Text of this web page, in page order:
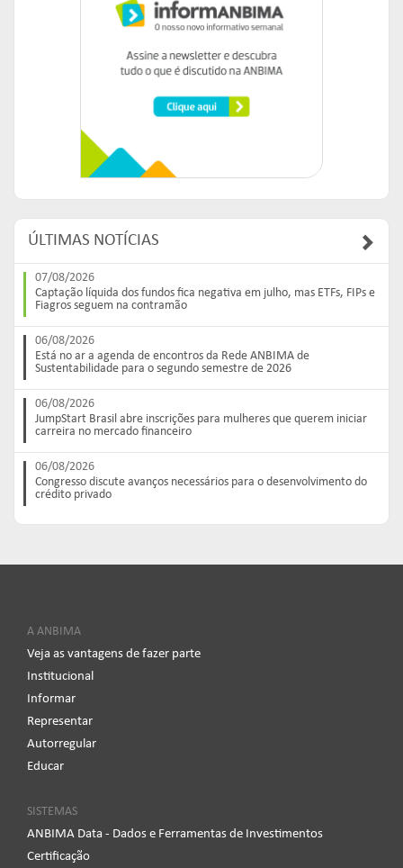
ÚLTIMAS NOTÍCIAS
07/08/2026
Captação líquida dos fundos fica negativa em julho, mas ETFs, FIPs e
Fiagros seguem na contramão
06/08/2026
Está no ar a agenda de encontros da Rede ANBIMA de
Sustentabilidade para o segundo semestre de 2026
06/08/2026
JumpStart Brasil abre inscrições para mulheres que querem iniciar
carreira no mercado financeiro
06/08/2026
Congresso discute avanços necessários para o desenvolvimento do
crédito privado
A ANBIMA
Veja as vantagens de fazer parte
Institucional
Informar
Representar
Autorregular
Educar
SISTEMAS
ANBIMA Data - Dados e Ferramentas de Investimentos
Certificação